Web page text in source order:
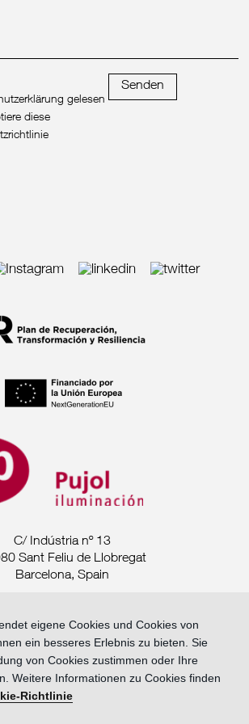
gelesen
diese
Senden
C/ Indústria nº 13
Sant Feliu de Llobregat
Barcelona, Spain
Tel. +34 93 685 7880
Rechtliche Mitteilung ·
eigene Cookies und Cookies von
ein besseres Erlebnis zu bieten. Sie
von Cookies zustimmen oder Ihre
Weitere Informationen zu Cookies finden
Richtlinie